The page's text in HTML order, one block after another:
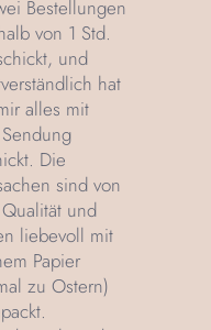
Bestellungen
von 1 Std.
und
hat
alles mit
Die
sind von
und
liebevoll mit
Papier
zu Ostern)